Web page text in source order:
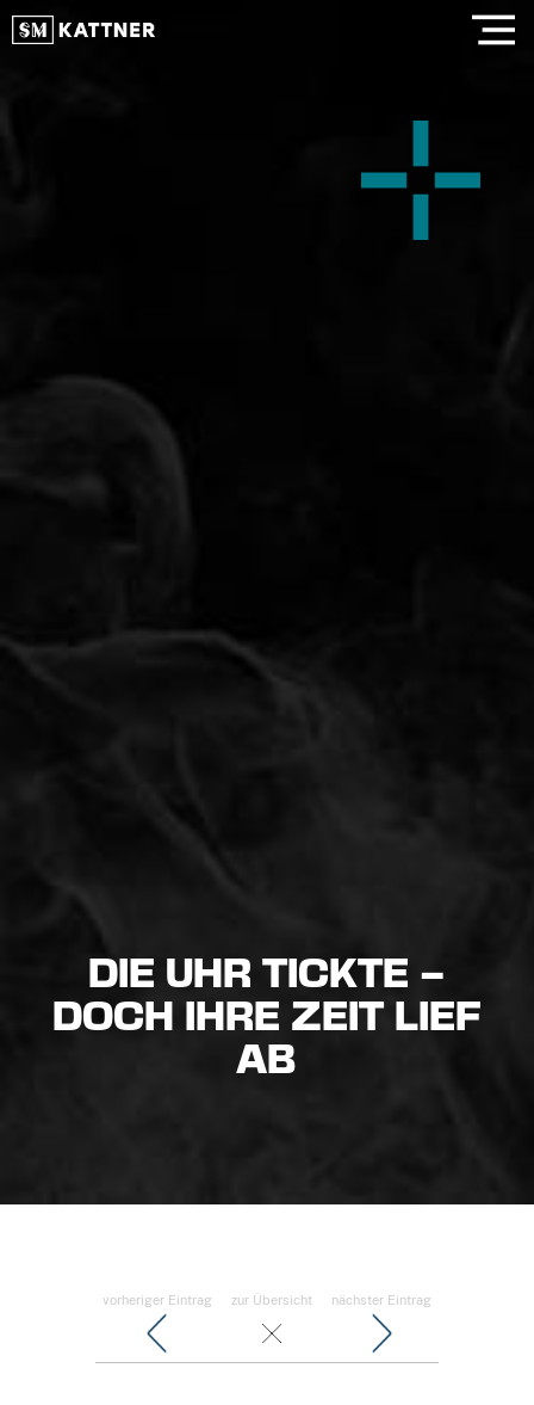
DIE UHR TICKTE –
DOCH IHRE ZEIT LIEF
AB
vorheriger Eintrag zur Übersicht nächster Eintrag